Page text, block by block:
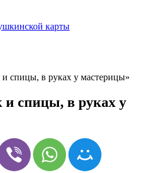
карты
спицы, в руках у мастерицы»
спицы, в руках у